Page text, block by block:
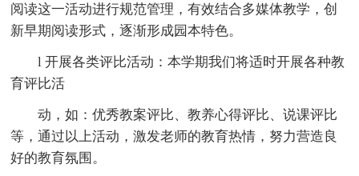
阅读这一活动进行规范管理，有效结合多媒体教学，创
新早期阅读形式，逐渐形成园本特色。
l 开展各类评比活动：本学期我们将适时开展各种教
育评比活
动，如：优秀教案评比、教养心得评比、说课评比
等，通过以上活动，激发老师的教育热情，努力营造良
好的教育氛围。